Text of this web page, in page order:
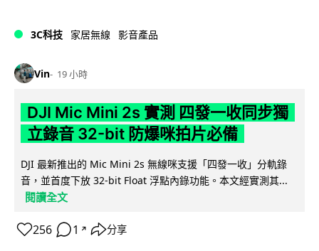
3C科技 家居無線 影音產品
Vin 19 小時
DJI Mic Mini 2s 實測 四發一收同步獨
立錄音 32-bit 防爆咪拍片必備
DJI 最新推出的 Mic Mini 2s 無線咪支援「四發一收」分軌錄
音，並首度下放 32-bit Float 浮點內錄功能。本文經實測其...
閱讀全文
256 1 ↗ 分享